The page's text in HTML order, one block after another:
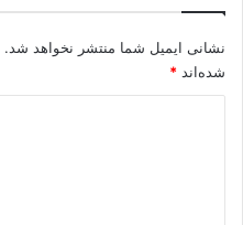
نشانی ایمیل شما منتشر نخواهد شد.
شده‌اند *